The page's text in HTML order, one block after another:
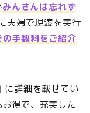
みんさんは忘れず
夫婦で現渡を実行
手数料をご紹介
詳細を載せてい
得で、充実した